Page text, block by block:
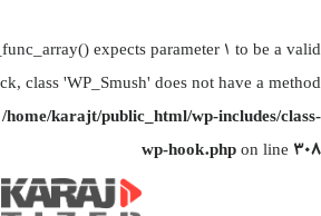
expects parameter 1 to be a valid
class 'WP_Smush' does not have a method
/home/karajt/public_html/wp-includes/class-
wp-hook.phpon line 308